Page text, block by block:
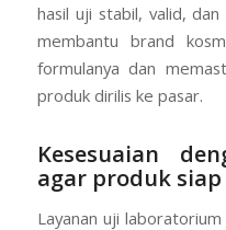
hasil uji stabil, valid,
membantu brand
formulanya dan
produk dirilis ke pasar.
Kesesuaian
agar produk
Layanan uji